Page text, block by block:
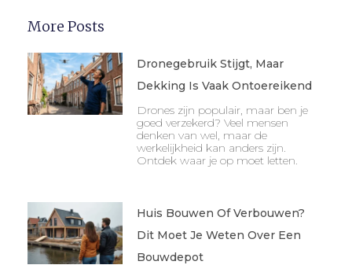
More Posts
Dronegebruik Stijgt, Maar
Dekking Is Vaak Ontoereikend
Drones zijn populair, maar ben je
goed verzekerd? Veel mensen
denken van wel, maar de
werkelijkheid kan anders zijn.
Ontdek waar je op moet letten.
Huis Bouwen Of Verbouwen?
Dit Moet Je Weten Over Een
Bouwdepot